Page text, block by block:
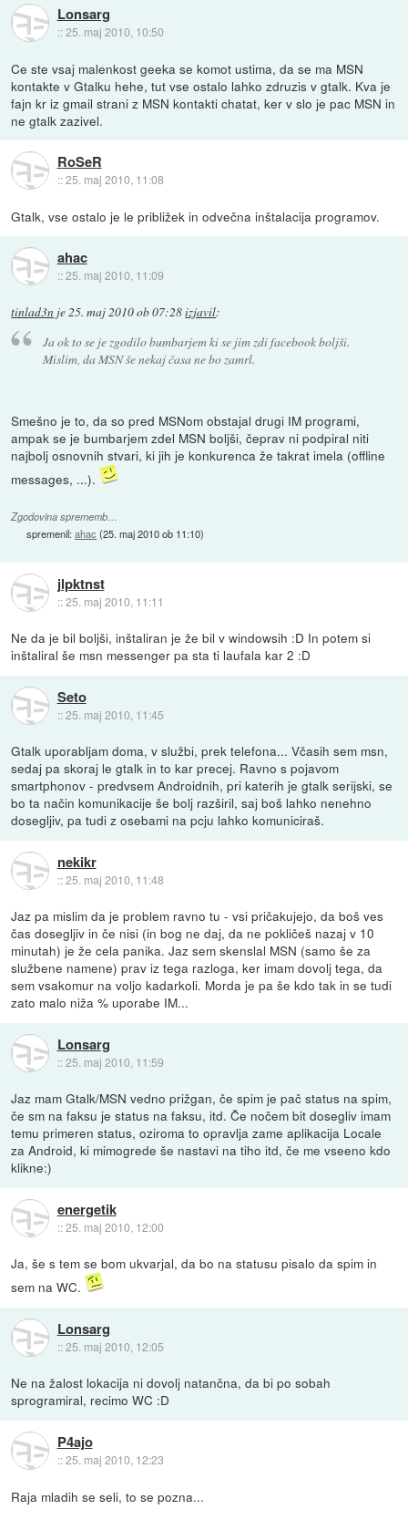
Lonsarg
::25. maj 2010, 10:50
Ce ste vsaj malenkost geeka se komot ustima, da se ma MSN
kontakte v Gtalku hehe, tut vse ostalo lahko zdruzis v gtalk. Kva je
fajn kr iz gmail strani z MSN kontakti chatat, ker v slo je pac MSN in
ne gtalk zazivel.
RoSeR
::25. maj 2010, 11:08
Gtalk, vse ostalo je le približek in odvečna inštalacija programov.
ahac
::25. maj 2010, 11:09
tinlad3n je25. maj 2010 ob 07:28izjavil:
Ja ok to se je zgodilo bumbarjem ki se jim zdi facebook boljši.
Mislim, da MSN še nekaj časa ne bo zamrl.
Smešno je to, da so pred MSNom obstajal drugi IM programi,
ampak se je bumbarjem zdel MSN boljši, čeprav ni podpiral niti
najbolj osnovnih stvari, ki jih je konkurenca že takrat imela (offline
messages, ...).
Zgodovina sprememb…
spremenil:ahac (25. maj 2010 ob 11:10)
jlpktnst
::25. maj 2010, 11:11
Ne da je bil boljši, inštaliran je že bil v windowsih :D In potem si
inštaliral še msn messenger pa sta ti laufala kar 2 :D
Seto
::25. maj 2010, 11:45
Gtalk uporabljam doma, v službi, prek telefona... Včasih sem msn,
sedaj pa skoraj le gtalk in to kar precej. Ravno s pojavom
smartphonov - predvsem Androidnih, pri katerih je gtalk serijski, se
bo ta način komunikacije še bolj razširil, saj boš lahko nenehno
dosegljiv, pa tudi z osebami na pcju lahko komuniciraš.
nekikr
::25. maj 2010, 11:48
Jaz pa mislim da je problem ravno tu - vsi pričakujejo, da boš ves
čas dosegljiv in če nisi (in bog ne daj, da ne pokličeš nazaj v 10
minutah) je že cela panika. Jaz sem skenslal MSN (samo še za
službene namene) prav iz tega razloga, ker imam dovolj tega, da
sem vsakomur na voljo kadarkoli. Morda je pa še kdo tak in se tudi
zato malo niža % uporabe IM...
Lonsarg
::25. maj 2010, 11:59
Jaz mam Gtalk/MSN vedno prižgan, če spim je pač status na spim,
če sm na faksu je status na faksu, itd. Če nočem bit dosegliv imam
temu primeren status, oziroma to opravlja zame aplikacija Locale
za Android, ki mimogrede še nastavi na tiho itd, če me vseeno kdo
klikne:)
energetik
::25. maj 2010, 12:00
Ja, še s tem se bom ukvarjal, da bo na statusu pisalo da spim in
sem na WC.
Lonsarg
::25. maj 2010, 12:05
Ne na žalost lokacija ni dovolj natančna, da bi po sobah
sprogramiral, recimo WC :D
P4ajo
::25. maj 2010, 12:23
Raja mladih se seli, to se pozna...